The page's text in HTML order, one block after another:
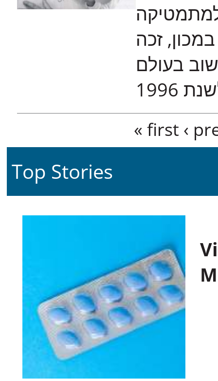
זכה
בעולם
« first ‹
Top Stories